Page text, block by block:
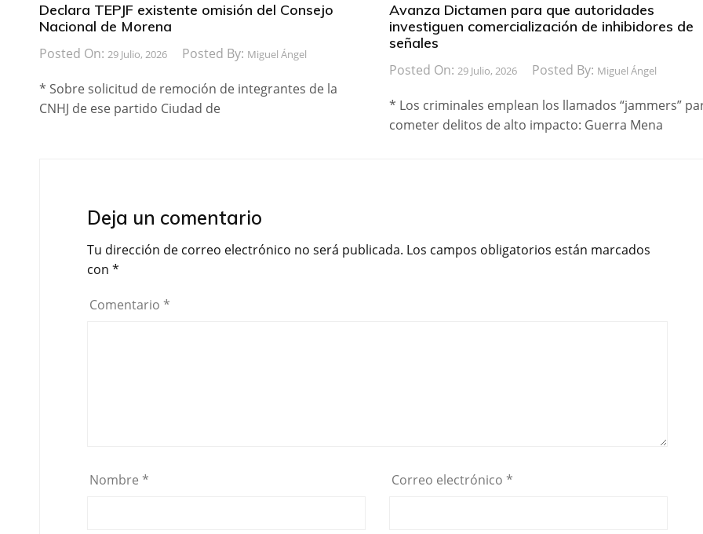
Declara TEPJF existente omisión del Consejo
Nacional de Morena
Posted On: 29 Julio, 2026 Posted By: Miguel Ángel
* Sobre solicitud de remoción de integrantes de la
CNHJ de ese partido Ciudad de
Avanza Dictamen para que autoridades
investiguen comercialización de inhibidores de
señales
Posted On: 29 Julio, 2026 Posted By: Miguel Ángel
* Los criminales emplean los llamados “jammers”
cometer delitos de alto impacto: Guerra Mena
Deja un comentario
Tu dirección de correo electrónico no será publicada. Los campos obligatorios están marcados
con *
Comentario *
Nombre * Correo electrónico *